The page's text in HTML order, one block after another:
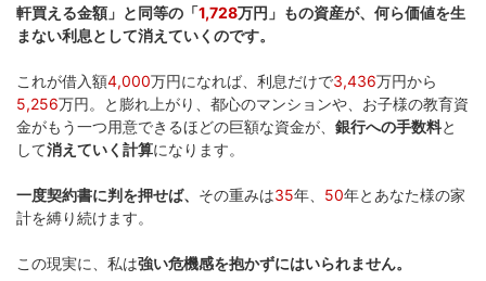
軒買える金額」と同等の「1,728万円」もの資産が、何ら価値を生
まない利息として消えていくのです。
これが借入額4,000万円になれば、利息だけで3,436万円から
5,256万円。と膨れ上がり、都心のマンションや、お子様の教育資
金がもう一つ用意できるほどの巨額な資金が、 銀行への手数料と
して消えていく計算になります。
一度契約書に判を押せば、 その重みは35年、 50年とあなた様の家
計を縛り続けます。
この現実に、私は強い危機感を抱かずにはいられません。